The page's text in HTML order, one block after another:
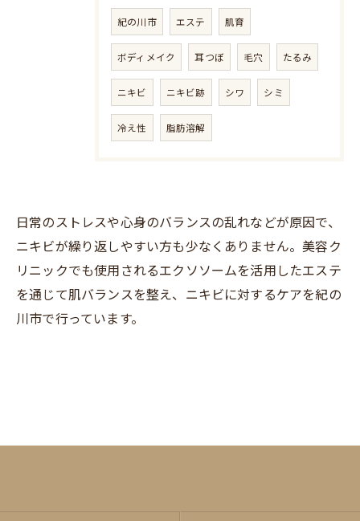
紀の川市 エステ 肌育
ボディメイク 耳つぼ 毛穴 たるみ
ニキビ ニキビ跡 シワ シミ
冷え性 脂肪溶解
日常のストレスや心身のバランスの乱れなどが原因で、
ニキビが繰り返しやすい方も少なくありません。美容ク
リニックでも使用されるエクソソームを活用したエステ
を通じて肌バランスを整え、ニキビに対するケアを紀の
川市で行っています。